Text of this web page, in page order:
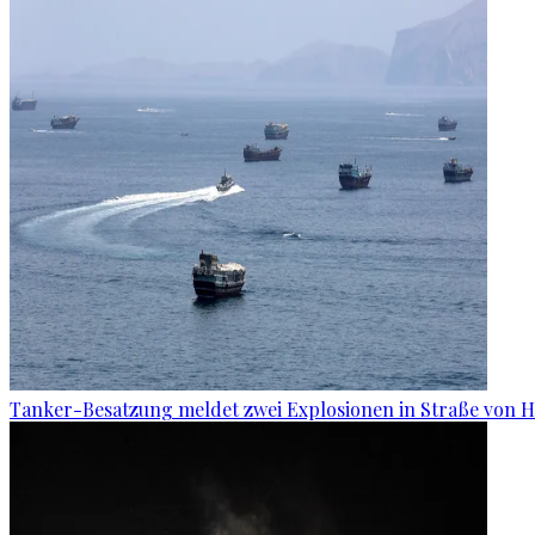
Tanker-Besatzung meldet zwei Explosionen in Straße von